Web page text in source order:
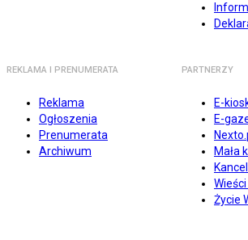
REKLAMA I PRENUMERATA
Reklama
Ogłoszenia
Prenumerata
Archiwum
PARTNERZY
E-
E-
Mała
Życie